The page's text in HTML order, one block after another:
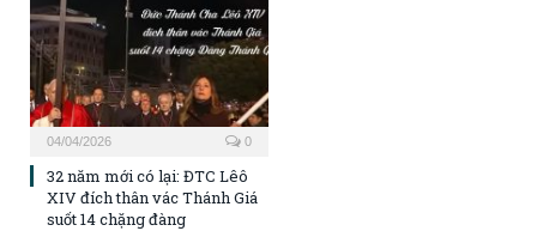
04/04/2026 0
32 năm mới có lại: ĐTC Lêô
XIV đích thân vác Thánh Giá
suốt 14 chặng đàng